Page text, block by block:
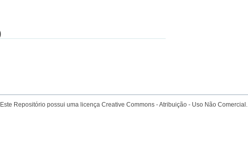
Este Repositório possui uma licença Creative Commons - Atribuição - Uso Não Comercial.